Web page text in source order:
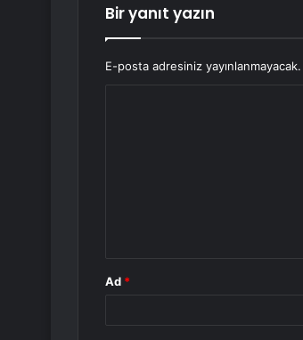
Bir yanıt yazın
E-posta adresiniz yayınlanmayacak.
Ad *